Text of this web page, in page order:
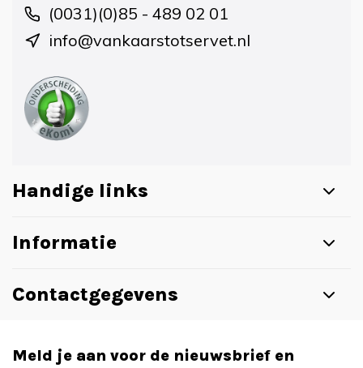
(0031)(0)85 - 489 02 01
info@vankaarstotservet.nl
Handige links
Informatie
Contactgegevens
Meld je aan voor de nieuwsbrief en